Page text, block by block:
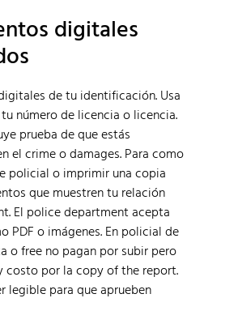
digitales
de tu identificación. Usa
número de licencia o licencia.
prueba de que estás
el crime o damages. Para como
policial o imprimir una copia
que muestren tu relación
El police department acepta
PDF o imágenes. En policial de
o free no pagan por subir pero
costo por la copy of the report.
legible para que aprueben